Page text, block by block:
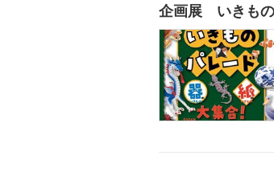
企画展 いきも